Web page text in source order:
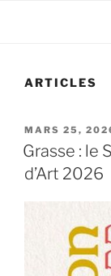
ARTICLES
PUBLIÉ
LE
MARS 25,
Grasse : le
d’Art 2026